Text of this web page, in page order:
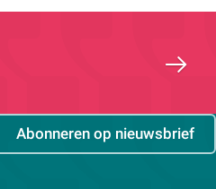
Abonneren op nieuwsbrief